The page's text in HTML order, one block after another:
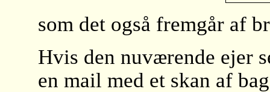
som det også fremgår af
Hvis den nuværende ejer
en mail med et skan af